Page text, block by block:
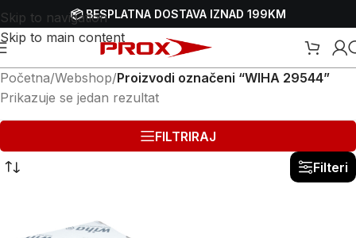
Skip to navigation
Skip to main content
📦 BESPLATNA DOSTAVA IZNAD 199KM
Početna/Webshop/Proizvodi označeni “WIHA 29544”
Prikazuje se jedan rezultat
FILTRIRAJ
Filteri